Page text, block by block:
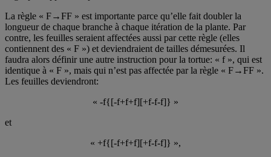
La règle « F→FF » est importante parce qu’elle fait doubler la
longueur de chaque branche à chaque itération de la plante. Par
contre, les feuilles seraient affectées aussi par cette règle (elles
contiennent des « F ») et deviendraient de tailles démesurées. Il
faudra alors définir une autre instruction pour la tortue: « f », qui est
identique à « F », mais qui n’est pas affectée par la règle « F→FF ».
Les feuilles deviendront:
« -f{[-f+f+f][+f-f-f]} »
et
« +f{[-f+f+f][+f-f-f]} »,